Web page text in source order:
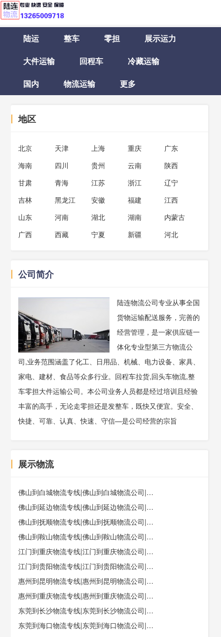
陆运 整车 零担
展示运力
大件运输
回程车
冷藏运输
国内
物流运输 更多
丨 地区
北京 天津 上海 重庆
广东
海南
四川 贵州 云南
陕西
甘肃
青海 江苏 浙江
辽宁
吉林
黑龙江 安徽 福建
江西
山东
河南 湖北 湖南
内蒙古
广西
西藏 宁夏 新疆 河北
丨 公司简介
陆连物流公司专业从事全国
货物运输配送服务，完善的
经营管理，是一家供应链一
体化专业型第三方物流公
司,业务范围涵盖了化工、日用品、机械、电力设备、家具、
家电、建材、食品等众多行业。回程车拉货,回头车物流,整
车零担大件运输公司。本公司业务人员都是经过培训且经验
丰富的高手，无论走零担还是发整车，既快又便宜。安全、
快捷、可靠、认真、快速、守信—是公司经营的宗旨
丨 展示物流
佛山到白城物流专线|佛山到白城物流公司|佛山至白城货运价格
佛山到延边物流专线|佛山到延边物流公司|佛山到延边货运专线
佛山到抚顺物流专线|佛山到抚顺物流公司|佛山到抚顺货运专线
佛山到鞍山物流专线|佛山到鞍山物流公司|佛山到鞍山货运专线
江门到重庆物流专线|江门到重庆物流公司|江门到重庆货运专线
江门到贵阳物流专线|江门到贵阳物流公司|江门货运专线
惠州到昆明物流专线|惠州到昆明物流公司|惠州到昆明货运专线
惠州到重庆物流专线|惠州到重庆物流公司|惠州到重庆货运电话
东莞到长沙物流专线|东莞到长沙物流公司|东莞到长沙货运最快
东莞到海口物流专线|东莞到海口物流公司|东莞到海南海口货运